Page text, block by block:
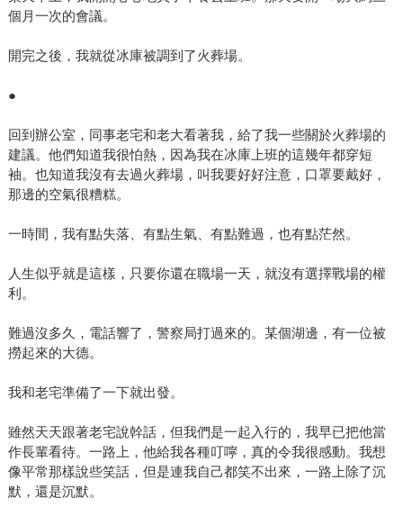
個月一次的會議。
開完之後，我就從冰庫被調到了火葬場。
●
回到辦公室，同事老宅和老大看著我，給了我一些關於火葬場的
建議。他們知道我很怕熱，因為我在冰庫上班的這幾年都穿短
袖。也知道我沒有去過火葬場，叫我要好好注意，口罩要戴好，
那邊的空氣很糟糕。
一時間，我有點失落、有點生氣、有點難過，也有點茫然。
人生似乎就是這樣，只要你還在職場一天，就沒有選擇戰場的權
利。
難過沒多久，電話響了，警察局打過來的。某個湖邊，有一位被
撈起來的大德。
我和老宅準備了一下就出發。
雖然天天跟著老宅說幹話，但我們是一起入行的，我早已把他當
作長輩看待。一路上，他給我各種叮嚀，真的令我很感動。我想
像平常那樣說些笑話，但是連我自己都笑不出來，一路上除了沉
默，還是沉默。